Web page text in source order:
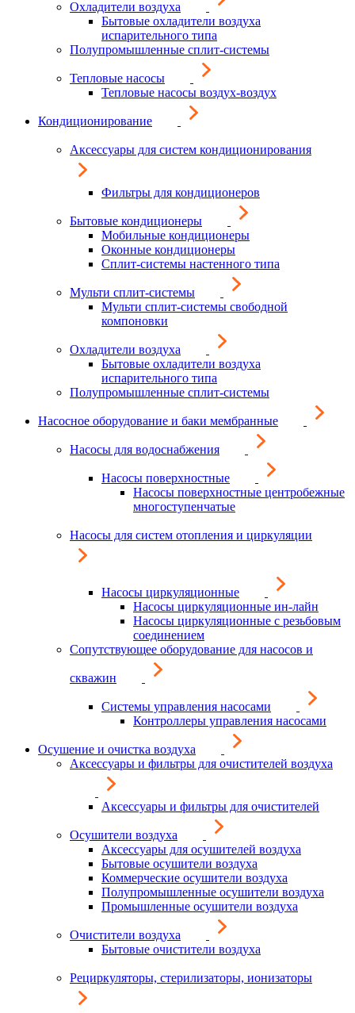
Охладители воздуха
Бытовые охладители воздуха
испарительного типа
Полупромышленные сплит-системы
Тепловые насосы
Тепловые насосы воздух-воздух
Кондиционирование
Аксессуары для систем кондиционирования
Фильтры для кондиционеров
Бытовые кондиционеры
Мобильные кондиционеры
Оконные кондиционеры
Сплит-системы настенного типа
Мульти сплит-системы
Мульти сплит-системы свободной
компоновки
Охладители воздуха
Бытовые охладители воздуха
испарительного типа
Полупромышленные сплит-системы
Насосное оборудование и баки мембранные
Насосы для водоснабжения
Насосы поверхностные
Насосы поверхностные центробежные
многоступенчатые
Насосы для систем отопления и циркуляции
Насосы циркуляционные
Насосы циркуляционные ин-лайн
Насосы циркуляционные с резьбовым
соединением
Сопутствующее оборудование для насосов и
скважин
Системы управления насосами
Контроллеры управления насосами
Осушение и очистка воздуха
Аксессуары и фильтры для очистителей воздуха
Аксессуары и фильтры для очистителей
Осушители воздуха
Аксессуары для осушителей воздуха
Бытовые осушители воздуха
Коммерческие осушители воздуха
Полупромышленные осушители воздуха
Промышленные осушители воздуха
Очистители воздуха
Бытовые очистители воздуха
Рециркуляторы, стерилизаторы, ионизаторы